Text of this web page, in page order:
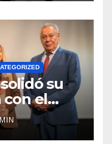
su
con el
2026